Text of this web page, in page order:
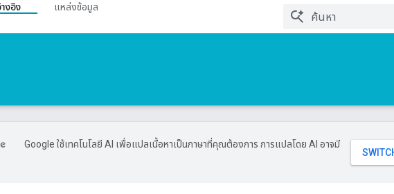
งอิง
แหล่งข้อมูล
Google ใช้เทคโนโลยี AI เพื่อแปลเนื้อหาเป็นภาษาที่คุณต้องการ การแปลโดย AI อาจมี